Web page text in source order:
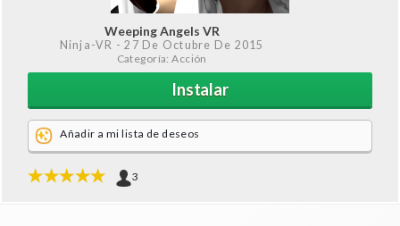
Weeping Angels VR
Ninja-VR - 27 De Octubre De 2015
Categoría: Acción
Instalar
Añadir a mi lista de deseos
3